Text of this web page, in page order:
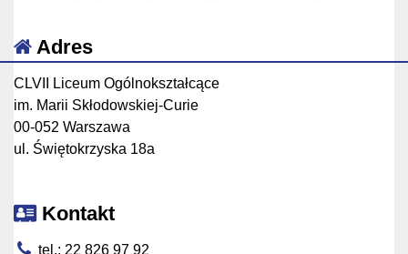
Adres
CLVII Liceum Ogólnokształcące
im. Marii Skłodowskiej-Curie
00-052 Warszawa
ul. Świętokrzyska 18a
Kontakt
tel.: 22 826 97 92